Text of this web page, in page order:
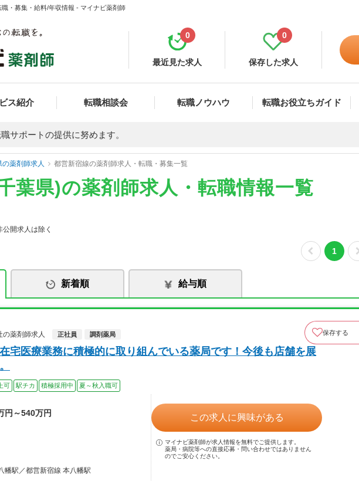
・募集・給料/年収情報 - マイナビ薬剤師
最近見た求人
0
保存した求人
0
ス紹介 転職相談会 転職ノウハウ 転職お役立ちガイド
サポートの提供に努めます。
の薬剤師求人 都営新宿線の薬剤師求人・転職・募集一覧
葉県)の薬剤師求人・転職情報一覧
開求人は除く
1
新着順 給与順
薬剤師求人
正社員 調剤薬局 保存する
宅医療業務に積極的に取り組んでいる薬局です！今後も店舗を展
可 駅チカ 積極採用中 夏～秋入職可
円～540万円
幡駅／都営新宿線 本八幡駅
この求人に興味がある
マイナビ薬剤師が求人情報を無料でご提供します。
薬局・病院等への直接応募・問い合わせではありません
のでご安心ください。